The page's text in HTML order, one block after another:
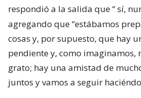
respondió a la salida que “sí,
agregando que “estábamos
cosas y, por supuesto, que hay
pendiente y, como imaginamos,
grato; hay una amistad de
juntos y vamos a seguir